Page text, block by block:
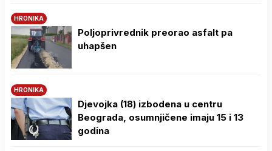
HRONIKA
Poljoprivrednik preorao asfalt pa
uhapšen
HRONIKA
Djevojka (18) izbodena u centru
Beograda, osumnjičene imaju 15 i 13
godina